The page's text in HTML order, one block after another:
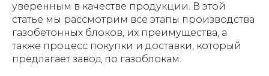
уверенным в качестве продукции. В этой
статье мы рассмотрим все этапы производства
газобетонных блоков, их преимущества, а
также процесс покупки и доставки, который
предлагает завод по газоблокам.